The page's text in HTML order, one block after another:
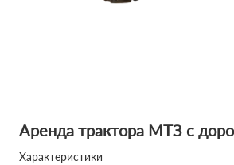
Аренда трактора МТЗ с
Характеристики